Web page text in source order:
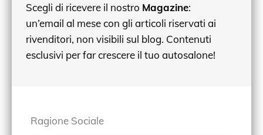
Scegli di ricevere il nostro Magazine:
un’email al mese con gli articoli riservati ai
rivenditori, non visibili sul blog. Contenuti
esclusivi per far crescere il tuo autosalone!
Ragione Sociale